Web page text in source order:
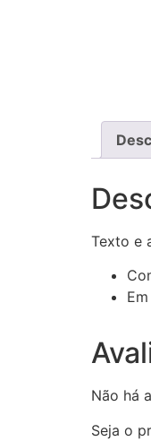
Texto e
Não há
Seja o